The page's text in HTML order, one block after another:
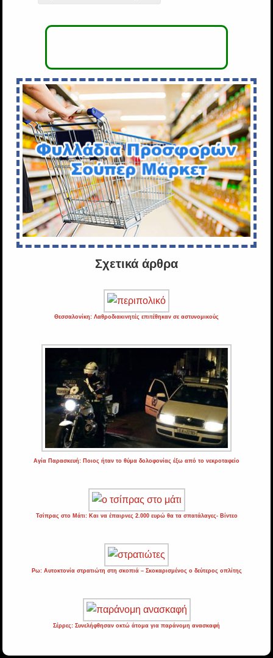
Σχετικά άρθρα
Θεσσαλονίκη: Λαθροδιακινητές επιτέθηκαν σε αστυνομικούς
Αγία Παρασκευή: Ποιος ήταν το θύμα δολοφονίας έξω από το νεκροταφείο
Τσίπρας στο Μάτι: Και να έπαιρνες 2.000 ευρώ θα τα σπατάλαγες- Βίντεο
Ρω: Αυτοκτονία στρατιώτη στη σκοπιά – Σκοκαρισμένος ο δεύτερος οπλίτης
Σέρρες: Συνελήφθησαν οκτώ άτομα για παράνομη ανασκαφή